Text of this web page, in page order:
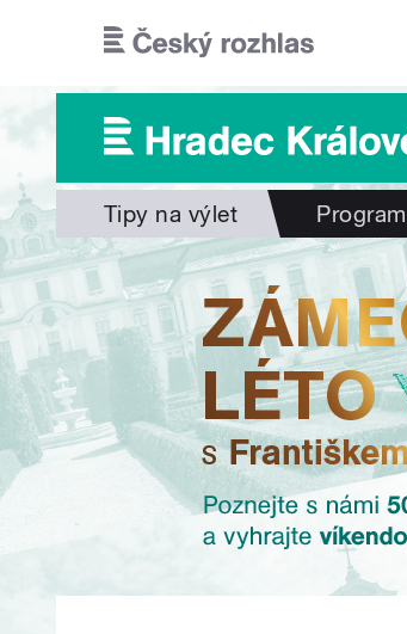
Tipy na výlet Program